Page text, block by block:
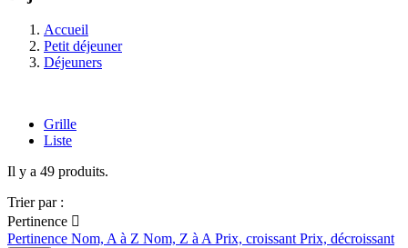
Accueil
Petit déjeuner
Déjeuners
Grille
Liste
Il y a 49 produits.
Trier par :
Pertinence 
Pertinence Nom, A à Z Nom, Z à A Prix, croissant Prix, décroissant